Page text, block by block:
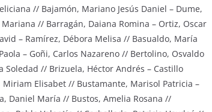
// Bajamón, Mariano Jesús Daniel – Dume,
// Barragán, Daiana Romina – Ortiz, Oscar
– Ramírez, Débora Melisa // Basualdo, María
– Goñi, Carlos Nazareno // Bertolino, Osvaldo
// Brizuela, Héctor Andrés – Castillo
Elisabet // Bustamante, Marisol Patricia –
Daniel María // Bustos, Amelia Rosana //